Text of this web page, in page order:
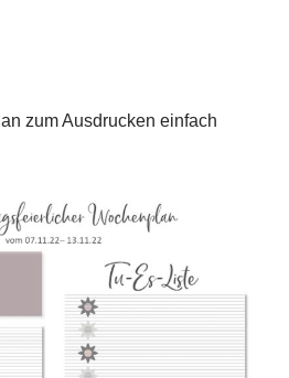
zum Ausdrucken einfach